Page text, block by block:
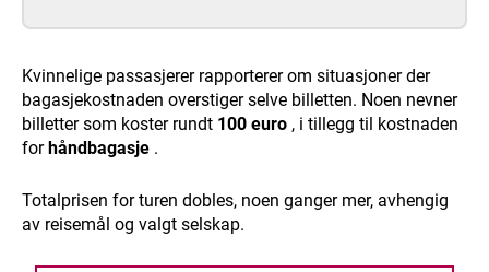
Kvinnelige passasjerer rapporterer om situasjoner der
bagasjekostnaden overstiger selve billetten. Noen nevner
billetter som koster rundt 100 euro , i tillegg til kostnaden
forhåndbagasje .
Totalprisen for turen dobles, noen ganger mer, avhengig
av reisemål og valgt selskap.